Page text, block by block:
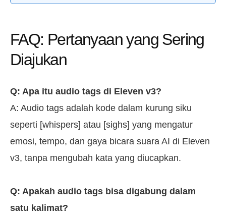
FAQ: Pertanyaan yang Sering
Diajukan
Q: Apa itu audio tags di Eleven v3?
A: Audio tags adalah kode dalam kurung siku
seperti [whispers] atau [sighs] yang mengatur
emosi, tempo, dan gaya bicara suara AI di Eleven
v3, tanpa mengubah kata yang diucapkan.
Q: Apakah audio tags bisa digabung dalam
satu kalimat?